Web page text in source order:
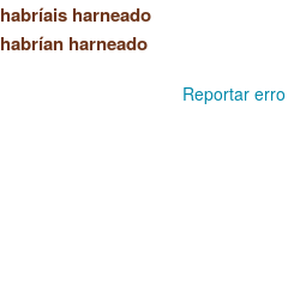
habríais harneado
habrían harneado
Reportar erro